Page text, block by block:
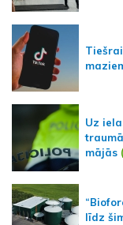
Uz
mājās
līdz